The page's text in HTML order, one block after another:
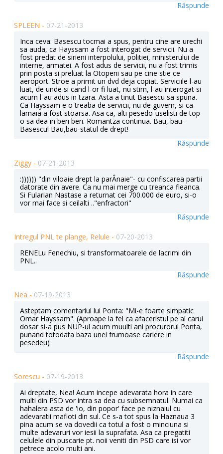
Răspunde
SPLEEN - 07-21-2013
Inca ceva: Basescu tocmai a spus, pentru cine are urechi
sa auda, ca Hayssam a fost interogat de servicii. Nu a
fost predat de sirieni interpolului, politiei, ministerului de
interne, armatei. A fost adus de servicii, nu a fost trimis
prin posta si preluat la Otopeni sau pe cine stie ce
aeroport. Stroe a primit un dvd deja copiat. Serviciile l-au
luat, de unde si cand l-or fi luat, nu stim, l-au interogat si
acum l-au adus in tzara. Asta a tinut Basescu sa spuna.
Ca Hayssam e o treaba de servicii, nu de guvern, si ca
lamaia a fost stoarsa. Asa ca, alti pesedo-uselisti de top
o sa dea in beri beri. Romantza continua. Bau, bau-
Basescu! Bau,bau-statul de drept!
Răspunde
Ziggy - 07-21-2013
:)))))) "din viloaie drept la parÂ­naie"- cu confiscarea partii
datorate din avere. Ca nu mai merge cu treanca fleanca.
Si Fularian Nastase a returnat cei 700.000 de euro, si-o
vor mai face si ceilalti .."enfractori"
Răspunde
Intregul PNL te plange, Relule - 07-20-2013
RENELu Fenechiu, si transformatoarele de lacrimi din
PNL..
Răspunde
Nea - 07-19-2013
Asteptam comentariul lui Ponta: "Mi-e foarte simpatic
Omar Hayssam". (Aproape la fel ca afaceristul pe al carui
dosar si-a pus NUP-ul acum muulti ani procurorul Ponta,
punand totodata baza unei frumoase cariere in
pesedeu)
Răspunde
Sorescu - 07-19-2013
Ai dreptate, Nea! Acum incepe adevarata hora in care
multi din PSD vor intra sa dea cu subsemnatul. Numai ca
hahalera asta de 'io, din popor' face pe niznaiul cu
adevaratii mafioti din sul. Ce s-a tot spus la Haznaua 3
pina acum se va dovedii ca totul a fost o minciuna si
multe adevaruri vor iesii la suprafata. Asa ca pregatiti
celulele din puscarie pt. noii veniti din PSD care isi vor
petrece acolo multi ani.